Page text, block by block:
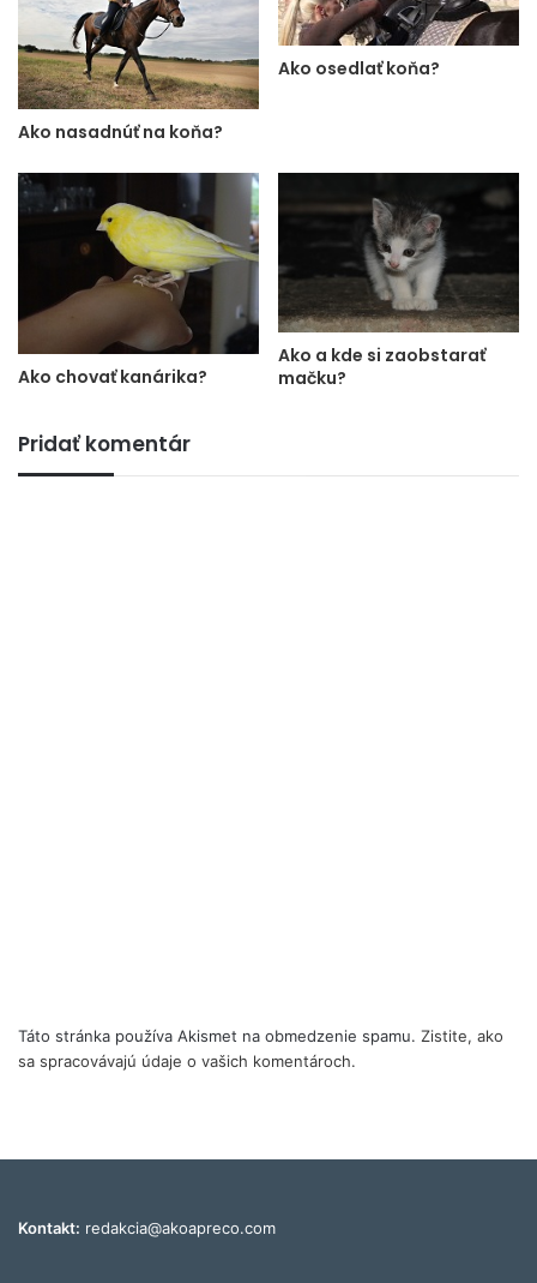
Ako nasadnúť na koňa?
Ako osedlať koňa?
Ako chovať kanárika?
Ako a kde si zaobstarať
mačku?
Pridať komentár
Táto stránka používa Akismet na obmedzenie spamu. Zistite, ako
sa spracovávajú údaje o vašich komentároch.
Kontakt: redakcia@akoapreco.com